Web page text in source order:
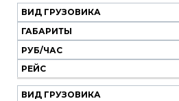
ВИД ГРУЗОВИКА
ГАБАРИТЫ
РУБ/ЧАС
РЕЙС
ВИД ГРУЗОВИКА